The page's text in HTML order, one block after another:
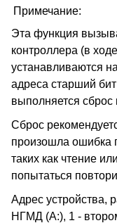
Примечание:
Эта функция
контроллера (в
устанавливаются
адреса старший
выполняется
Сброс
произошла ошибка
таких как чтение
попытаться
Адрес устройства,
НГМД (A:), 1 -